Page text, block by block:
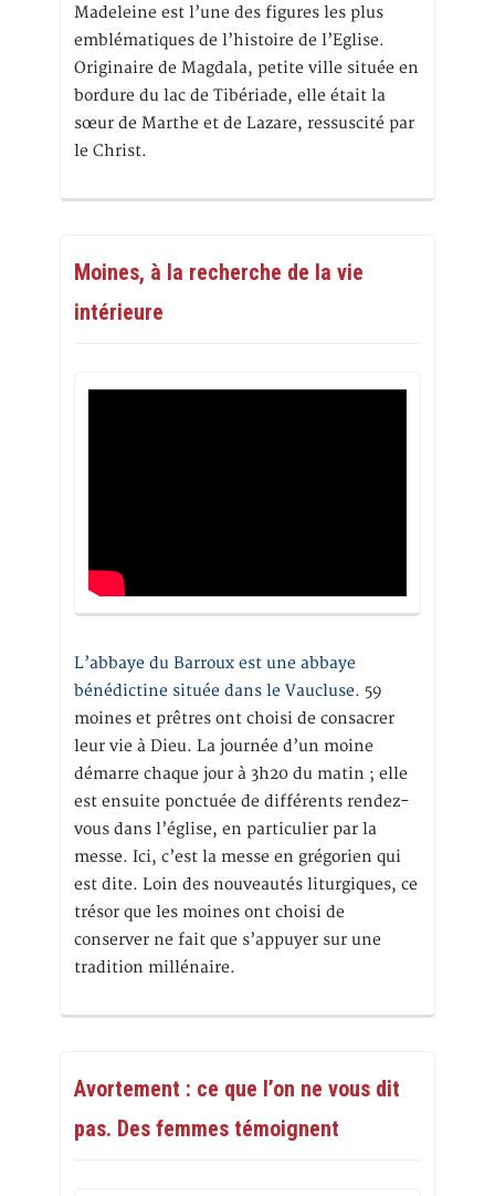
Madeleine est l’une des figures les plus
emblématiques de l’histoire de l’Eglise.
Originaire de Magdala, petite ville située en
bordure du lac de Tibériade, elle était la
sœur de Marthe et de Lazare, ressuscité par
le Christ.
Moines, à la recherche de la vie
intérieure
L’abbaye du Barroux est une abbaye
bénédictine située dans le Vaucluse. 59
moines et prêtres ont choisi de consacrer
leur vie à Dieu. La journée d’un moine
démarre chaque jour à 3h20 du matin ; elle
est ensuite ponctuée de différents rendez-
vous dans l’église, en particulier par la
messe. Ici, c’est la messe en grégorien qui
est dite. Loin des nouveautés liturgiques, ce
trésor que les moines ont choisi de
conserver ne fait que s’appuyer sur une
tradition millénaire.
Avortement : ce que l’on ne vous dit
pas. Des femmes témoignent